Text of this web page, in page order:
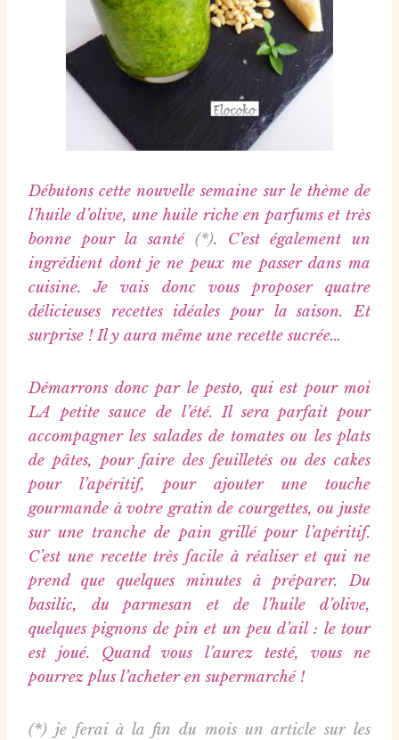
Débutons cette nouvelle semaine sur le thème de
l’huile d’olive, une huile riche en parfums et très
bonne pour la santé (*). C’est également un
ingrédient dont je ne peux me passer dans ma
cuisine. Je vais donc vous proposer quatre
délicieuses recettes idéales pour la saison. Et
surprise ! Il y aura même une recette sucrée…
Démarrons donc par le pesto, qui est pour moi
LA petite sauce de l’été. Il sera parfait pour
accompagner les salades de tomates ou les plats
de pâtes, pour faire des feuilletés ou des cakes
pour l’apéritif, pour ajouter une touche
gourmande à votre gratin de courgettes, ou juste
sur une tranche de pain grillé pour l’apéritif.
C’est une recette très facile à réaliser et qui ne
prend que quelques minutes à préparer. Du
basilic, du parmesan et de l’huile d’olive,
quelques pignons de pin et un peu d’ail : le tour
est joué. Quand vous l’aurez testé, vous ne
pourrez plus l’acheter en supermarché !
(*) je ferai à la fin du mois un article sur les